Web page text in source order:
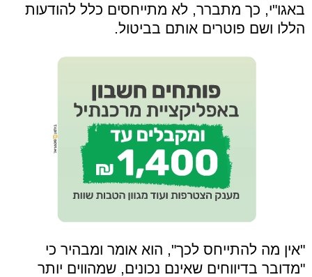
באגו"י, כך מתברר, לא מתייחסים כלל להודעות
הללו ושם פוטרים אותם בביטול.
"אין מה להתייחס לכך", הוא אומר ומבהיר כי
"מדובר בדיווחים שאינם נכונים, שמהווים יותר